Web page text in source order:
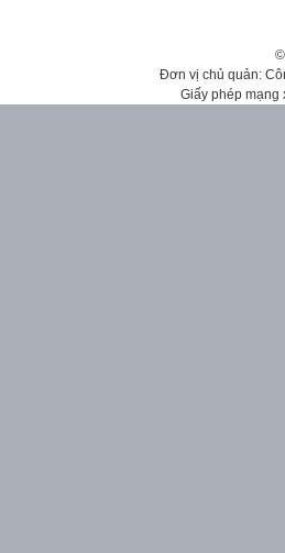
Đơn vị chủ quản:
Giấy phép mạng